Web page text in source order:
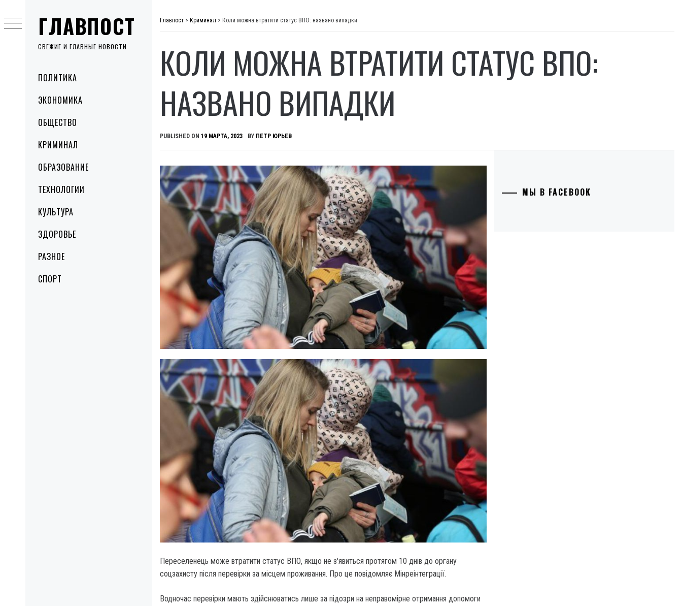
ГЛАВПОСТ
СВЕЖИЕ И ГЛАВНЫЕ НОВОСТИ
MenuПОЛИТИКА
ЭКОНОМИКА
ОБЩЕСТВО
КРИМИНАЛ
ОБРАЗОВАНИЕ
ТЕХНОЛОГИИ
КУЛЬТУРА
ЗДОРОВЬЕ
РАЗНОЕ
СПОРТ
to
content
Главпост > Криминал > Коли можна втратити статус ВПО: названо випадки
КОЛИ МОЖНА ВТРАТИТИ СТАТУС ВПО:
НАЗВАНО ВИПАДКИ
PUBLISHED ON 19 МАРТА, 2023 BY ПЕТР ЮРЬЕВ
Переселенець може втратити статус ВПО, якщо не з'явиться протягом 10 днів до органу
соцзахисту після перевірки за місцем проживання. Про це повідомляє Мінреінтеграції.
Водночас перевірки мають здійснюватись лише за підозри на неправомірне отримання допомоги
МЫ В FACEBOOK